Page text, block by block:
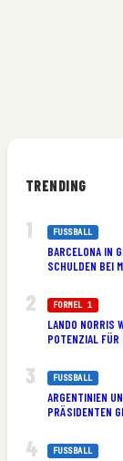
TRENDING
FUSSBALL
BARCELONA IN
SCHULDEN BEI
FORMEL 1
LANDO NORRIS
POTENZIAL
FUSSBALL
ARGENTINIEN
PRÄSIDENTEN
FUSSBALL